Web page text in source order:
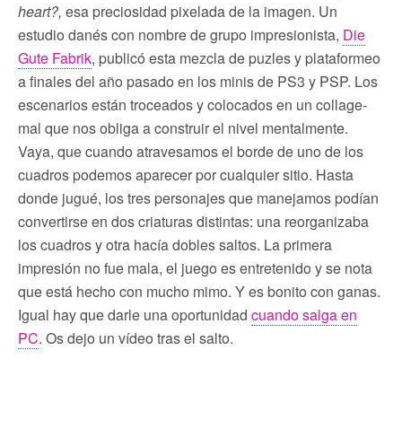
heart?, esa preciosidad pixelada de la imagen. Un
estudio danés con nombre de grupo impresionista, Die
Gute Fabrik, publicó esta mezcla de puzles y plataformeo
a finales del año pasado en los minis de PS3 y PSP. Los
escenarios están troceados y colocados en un collage-
mal que nos obliga a construir el nivel mentalmente.
Vaya, que cuando atravesamos el borde de uno de los
cuadros podemos aparecer por cualquier sitio. Hasta
donde jugué, los tres personajes que manejamos podían
convertirse en dos criaturas distintas: una reorganizaba
los cuadros y otra hacía dobles saltos. La primera
impresión no fue mala, el juego es entretenido y se nota
que está hecho con mucho mimo. Y es bonito con ganas.
Igual hay que darle una oportunidad cuando salga en
PC. Os dejo un vídeo tras el salto.